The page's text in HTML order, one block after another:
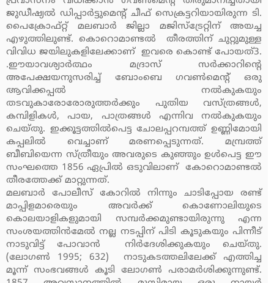
ജുഡീഷ്യല്‍ ഡിപ്പാര്‍ട്ടുമെന്റ് ചീഫ് സെക്രട്ടറിയായിരുന്ന ടി.
പൈക്രോഫ്റ്റ് മലബാര്‍ ജില്ലാ മജിസ്‌ട്രേറ്റിന് അയച്ച
എഴുത്തിലുണ്ട്. കൊറൊമാണ്ടല്‍ തീരത്തിന് ചുറ്റുമുള്ള
വിവിധ ജയിലുകളിലേക്കാണ് ഇവരെ കൊണ്ട് പോയത്3.
.ഈയാവശ്യാര്‍ത്ഥം മദ്രാസ് സര്‍ക്കാറിന്റെ
അപേക്ഷയനുസരിച്ച് ബോംബെ ഗവണ്‍മെന്റ് ഒരു
ആവിക്കപ്പല്‍ നല്‍കുകയും
തടവുകാരോരോരുത്തര്‍ക്കും പുതിയ വസ്ത്രങ്ങള്‍,
കമ്പിളികള്‍, പായ, പാത്രങ്ങള്‍ എന്നിവ നല്‍കുകയും
ചെയ്തു. ഇക്കൂട്ടത്തില്‍പെട്ട ചോലപ്പറമ്പത്ത് ഉണ്ണിമോയി
കപ്പലില്‍ വെച്ചാണ് മരണപ്പെടുന്നത്. മമ്പ്രത്ത്
ബീബിയെന്ന സ്ത്രീയും അവരുടെ കുഞ്ഞും ഉള്‍പെട്ട ഈ
സംഘത്തെ 1856 ഏപ്രില്‍ ഒടുവിലാണ് കോറൊമാണ്ടല്‍
തീരത്തേക്ക് മാറ്റുന്നത്.
മലബാര്‍ പോലീസ് കോറില്‍ നിന്നും ചാടിപ്പോയ രണ്ട്
മാപ്പിളമാരെയും അവര്‍ക്ക് കൊണോലിയുടെ
കൊലയാളികളുമായി സമ്പര്‍ക്കമുണ്ടായിരുന്നു എന്ന
സംശയത്തിന്‍മേല്‍ നല്ല നടപ്പിന് പിടി കൂടുകയും പിന്നീട്
നാടുവിട്ട് പോവാന്‍ നിര്‍ദേശിക്കുകയും ചെയ്തു.
(ലോഗണ്‍ 1995; 632) നാടുകടത്തലിലേക്ക് എത്തിച്ച
മൂന്ന് സംഭവങ്ങള്‍ കൂടി ലോഗണ്‍ പരാമര്‍ശിക്കുന്നുണ്ട്.